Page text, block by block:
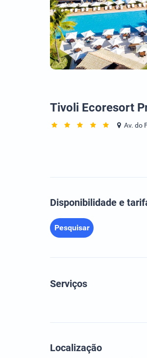
Tivoli Ecoresort
Av. do
Disponibilidade e
Pesquisar
Serviços
Localização